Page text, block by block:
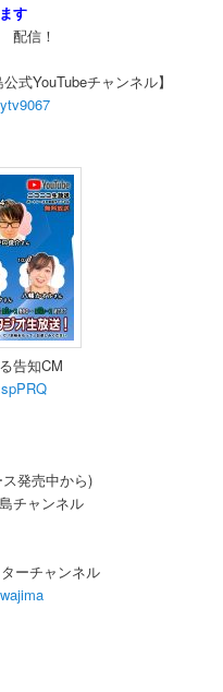
す
配信！
式YouTubeチャンネル】
告知CM
発売中から)
チャンネル
ーチャンネル